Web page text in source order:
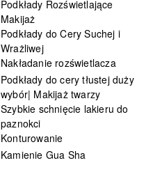
Podkłady Rozświetlające
Makijaż
Podkłady do Cery Suchej i
Wrażliwej
Nakładanie rozświetlacza
Podkłady do cery tłustej duży
wybór| Makijaż twarzy
Szybkie schnięcie lakieru do
paznokci
Konturowanie
Kamienie Gua Sha